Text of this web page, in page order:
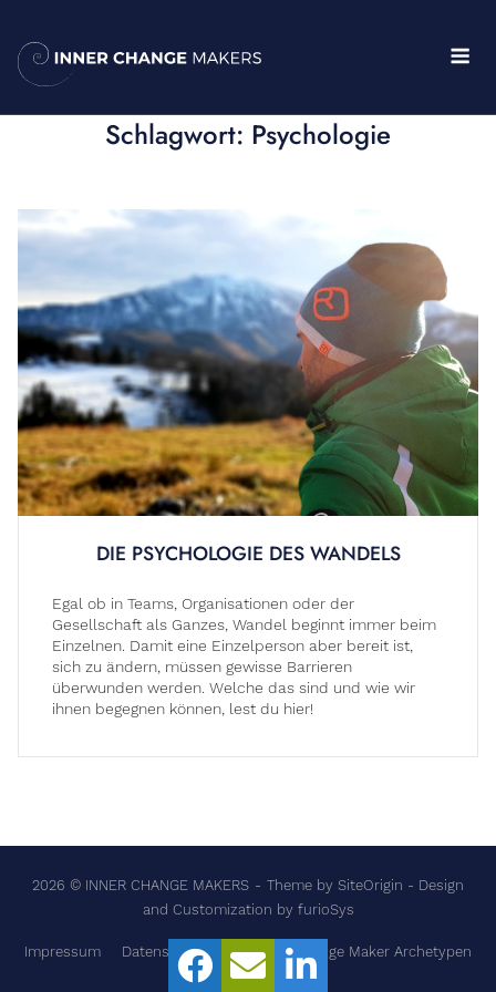
content
Schlagwort: Psychologie
DIE PSYCHOLOGIE DES WANDELS
Egal ob in Teams, Organisationen oder der
Gesellschaft als Ganzes, Wandel beginnt immer beim
Einzelnen. Damit eine Einzelperson aber bereit ist,
sich zu ändern, müssen gewisse Barrieren
überwunden werden. Welche das sind und wie wir
ihnen begegnen können, lest du hier!
2026 © INNER CHANGE MAKERS Theme by SiteOrigin - Design
and Customization by furioSys
Impressum Datenschutzerklärung Change Maker Archetypen